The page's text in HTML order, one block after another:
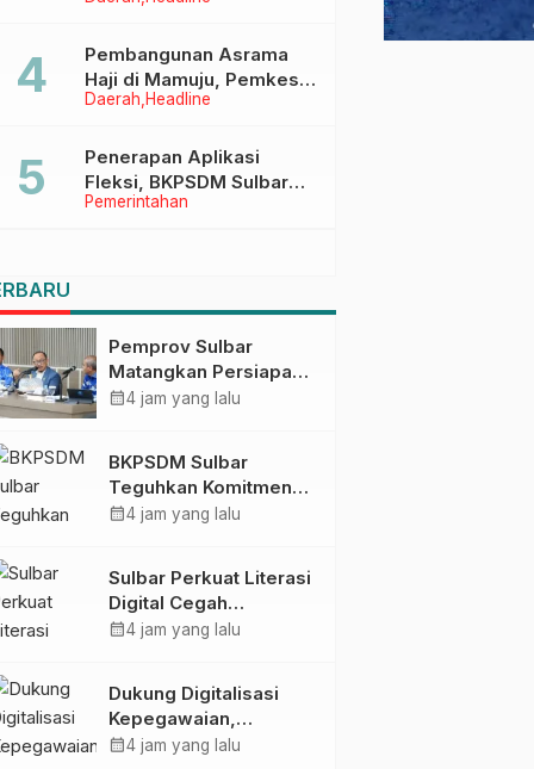
Daerah Headline
Pembangunan Asrama
Haji di Mamuju, Pemkesra
dan Kementerian Haji
Pemerintahan
Penerapan Aplikasi
Fleksi, BKPSDM Sulbar
Dorong Transformasi
Pemprov Sulbar
Matangkan Persiapan
HUT Ke-81 RI, Puncak
calendar_month4 jam yang lalu
BKPSDM Sulbar
Teguhkan Komitmen
Pengembangan
Penandatanganan
Perjanjian Tugas
Belajar 2026
calendar_month4 jam yang lalu
Sulbar Perkuat Literasi
Digital Cegah
Kejahatan Love
calendar_month4 jam yang lalu
Dukung Digitalisasi
Kepegawaian,
DPMPTSP Sulbar Siap
calendar_month4 jam yang lalu